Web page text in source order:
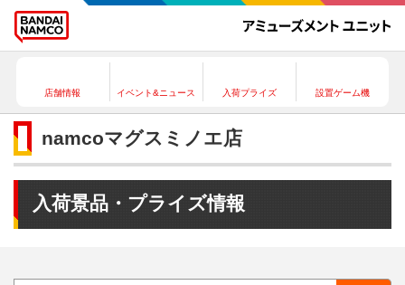
店舗情報 イベント&ニュース 入荷プライズ 設置ゲーム機
namcoマグスミノエ店
入荷景品・プライズ情報